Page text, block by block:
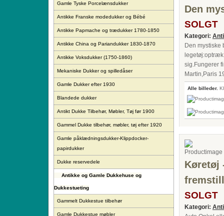
Gamle Tyske Porcelænsdukker
Antikke Franske modedukker og Bébé
Antikke Papmache og trædukker 1780-1850
Antikke China og Pariandukker 1830-1870
Antikke Voksdukker (1750-1860)
Mekaniske Dukker og spilledåser
Gamle Dukker efter 1930
Blandede dukker
Antikt Dukke Tilbehør, Møbler, Tøj før 1900
Gammel Dukke tilbehør, møbler, tøj efter 1920
Gamle påklædningsdukker-Klippdocker-
papirdukker
Dukke reservedele
Antikke og Gamle Dukkehuse og
Dukkestueting
Gammelt Dukkestue tilbehør
Gamle Dukkestue møbler
Den
SOLGT
Kategori:
Den mystiske
sig.Fungerer
Martin,Paris
Alle billeder.
Køretøj
SOLGT
Kategori: